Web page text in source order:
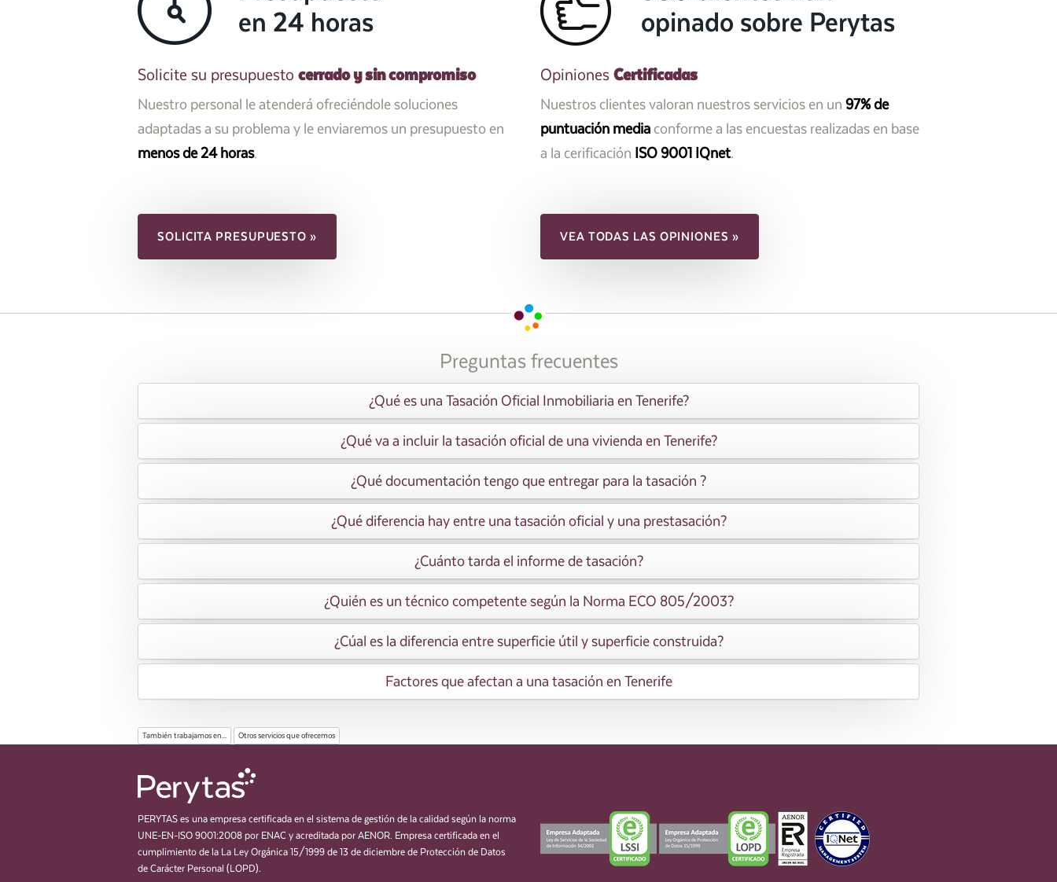
en 24 horas
Solicite su presupuesto cerrado y sin compromiso
Nuestro personal le atenderá ofreciéndole soluciones
adaptadas a su problema y le enviaremos un presupuesto en
menos de 24 horas.
SOLICITA PRESUPUESTO »
opinado sobre Perytas
Opiniones Certificadas
Nuestros clientes valoran nuestros servicios en un 97% de
puntuación mediaconforme a las encuestas realizadas en base
a la cerificación ISO 9001 IQnet.
VEA TODAS LAS OPINIONES »
Preguntas frecuentes
¿Qué es una Tasación Oficial Inmobiliaria en Tenerife?
¿Qué va a incluir la tasación oficial de una vivienda en Tenerife?
¿Qué documentación tengo que entregar para la tasación ?
¿Qué diferencia hay entre una tasación oficial y una prestasación?
¿Cuánto tarda el informe de tasación?
¿Quién es un técnico competente según la Norma ECO 805/2003?
¿Cúal es la diferencia entre superficie útil y superficie construida?
Factores que afectan a una tasación en Tenerife
También trabajamos en... Otros servicios que ofrecemos
PERYTAS es una empresa certificada en el sistema de gestión de la calidad según la norma
UNE-EN-ISO 9001:2008 por ENAC y acreditada por AENOR. Empresa certificada en el
cumplimiento de la La Ley Orgánica 15/1999 de 13 de diciembre de Protección de Datos
de Carácter Personal (LOPD).